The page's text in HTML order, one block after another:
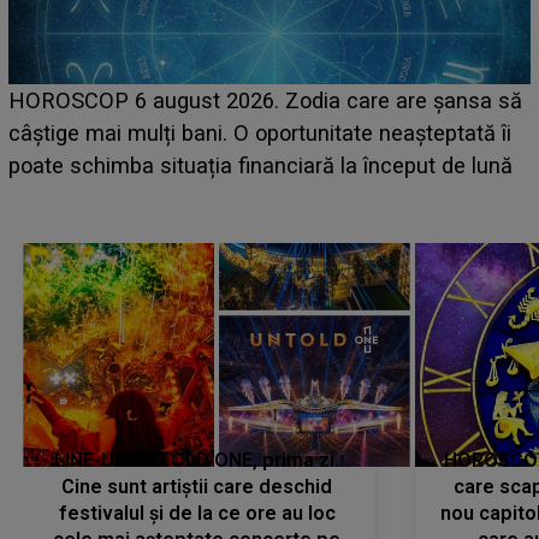
LINE-UP UNTOLD ONE, ziua 2. La ce oră urcă pe
scena principală a festivalului Zara Larsson? Artista
suedeză a ajuns deja în România și s-a filmat din
LINE-UP UNTOLD ONE, prima zi.
Cine sunt artiștii care deschid
festivalul și de la ce ore au loc
care
nou